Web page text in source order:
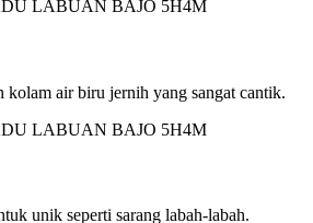
kolam air biru jernih yang sangat cantik.
unik seperti sarang labah-labah.